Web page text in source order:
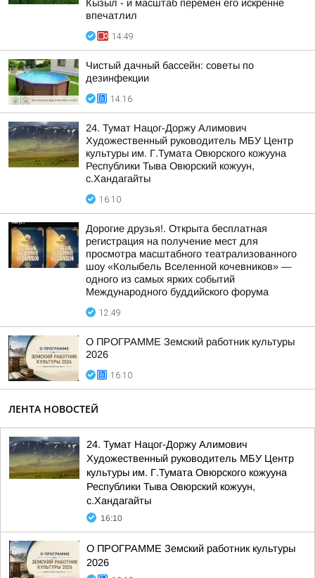
Кызыл - и масштаб перемен его искренне
впечатлил
14:49
Чистый дачный бассейн: советы по
дезинфекции
14:16
24. Тумат Нацог-Доржу Алимович
Художественный руководитель МБУ Центр
культуры им. Г.Тумата Овюрского кожууна
Республики Тыва Овюрский кожуун,
с.Хандагайты
16:10
Дорогие друзья!. Открыта бесплатная
регистрация на получение мест для
просмотра масштабного театрализованного
шоу «Колыбель Вселенной кочевников» —
одного из самых ярких событий
Международного буддийского форума
12:49
О ПРОГРАММЕ Земский работник культуры
2026
16:10
ЛЕНТА НОВОСТЕЙ
24. Тумат Нацог-Доржу Алимович
Художественный руководитель МБУ Центр
культуры им. Г.Тумата Овюрского кожууна
Республики Тыва Овюрский кожуун,
с.Хандагайты
16:10
О ПРОГРАММЕ Земский работник культуры
2026